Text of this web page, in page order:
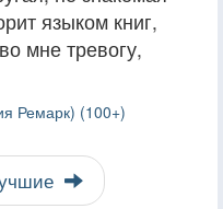
языком книг,
мне тревогу,
Ремарк) (100+)